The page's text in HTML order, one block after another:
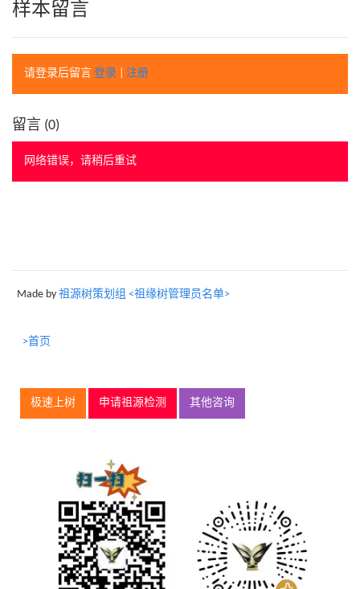
样本留言
请登录后留言 登录 注册
留言 (0)
网络错误，请稍后重试
Made by 祖源树策划组 <祖缘树管理员名单>
>首页
极速上树 申请祖源检测 其他咨询